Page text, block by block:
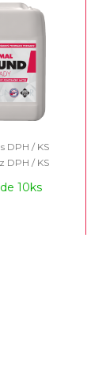
s DPH / KS
DPH / KS
10ks